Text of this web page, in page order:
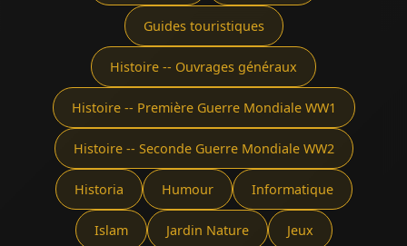
Guides touristiques
Histoire -- Ouvrages généraux
Histoire -- Première Guerre Mondiale WW1
Histoire -- Seconde Guerre Mondiale WW2
Historia Humour Informatique
Islam Jardin Nature Jeux